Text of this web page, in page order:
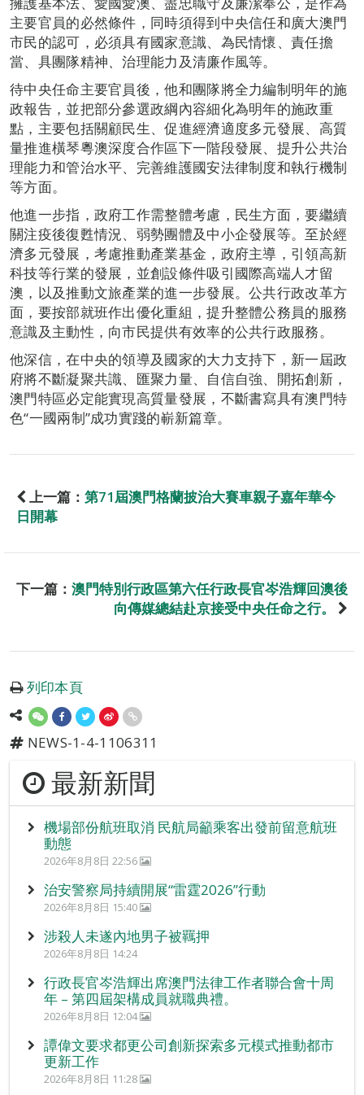
主要官員的必然條件，同時須得到中央信任和廣大澳門
市民的認可，必須具有國家意識、為民情懷、責任擔
當、具團隊精神、治理能力及清廉作風等。
待中央任命主要官員後，他和團隊將全力編制明年的施
政報告，並把部分參選政綱內容細化為明年的施政重
點，主要包括關顧民生、促進經濟適度多元發展、高質
量推進橫琴粵澳深度合作區下一階段發展、提升公共治
理能力和管治水平、完善維護國安法律制度和執行機制
等方面。
他進一步指，政府工作需整體考慮，民生方面，要繼續
關注疫後復甦情況、弱勢團體及中小企發展等。至於經
濟多元發展，考慮推動產業基金，政府主導，引領高新
科技等行業的發展，並創設條件吸引國際高端人才留
澳，以及推動文旅產業的進一步發展。公共行政改革方
面，要按部就班作出優化重組，提升整體公務員的服務
意識及主動性，向市民提供有效率的公共行政服務。
他深信，在中央的領導及國家的大力支持下，新一屆政
府將不斷凝聚共識、匯聚力量、自信自強、開拓創新，
澳門特區必定能實現高質量發展，不斷書寫具有澳門特
色“一國兩制”成功實踐的嶄新篇章。
上一篇： 第71屆澳門格蘭披治大賽車親子嘉年華今
日開幕
下一篇： 澳門特別行政區第六任行政長官岑浩輝回澳後
向傳媒總結赴京接受中央任命之行。
列印本頁
NEWS-1-4-1106311
最新新聞
機場部份航班取消 民航局籲乘客出發前留意航班
動態
2026年8月8日 22:56
治安警察局持續開展“雷霆2026”行動
2026年8月8日 15:40
涉殺人未遂內地男子被羈押
2026年8月8日 14:24
行政長官岑浩輝出席澳門法律工作者聯合會十周
年 – 第四屆架構成員就職典禮。
2026年8月8日 12:04
譚偉文要求都更公司創新探索多元模式推動都市
更新工作
2026年8月8日 11:28